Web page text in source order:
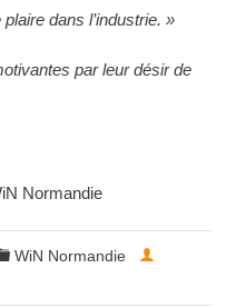
dans l’industrie. »
par leur désir de
Normandie
WiN Normandie